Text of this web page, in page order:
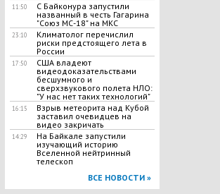
11:50
С Байконура запустили
названный в честь Гагарина
"Союз МС-18" на МКС
23:10
Климатолог перечислил
риски предстоящего лета в
России
17:50
США владеют
видеодоказательствами
бесшумного и
сверхзвукового полета НЛО:
"У нас нет таких технологий"
16:15
Взрыв метеорита над Кубой
заставил очевидцев на
видео закричать
14:29
На Байкале запустили
изучающий историю
Вселенной нейтринный
телескоп
ВСЕ НОВОСТИ »